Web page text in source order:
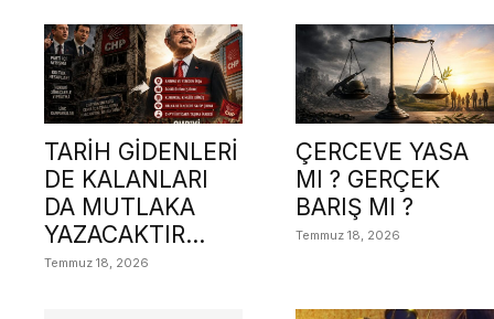
TARİH GİDENLERİ
DE KALANLARI
DA MUTLAKA
YAZACAKTIR…
Temmuz 18, 2026
ÇERCEVE YASA
MI ? GERÇEK
BARIŞ MI ?
Temmuz 18, 2026